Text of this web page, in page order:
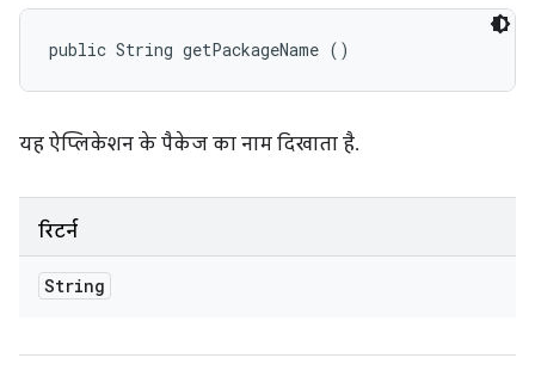
public String getPackageName ()
यह ऐप्लिकेशन के पैकेज का नाम दिखाता है.
रिटर्न
String